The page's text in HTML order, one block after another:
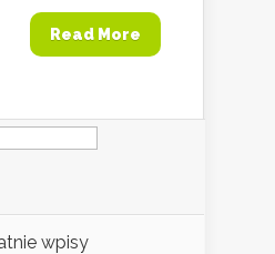
Read More
wpisy